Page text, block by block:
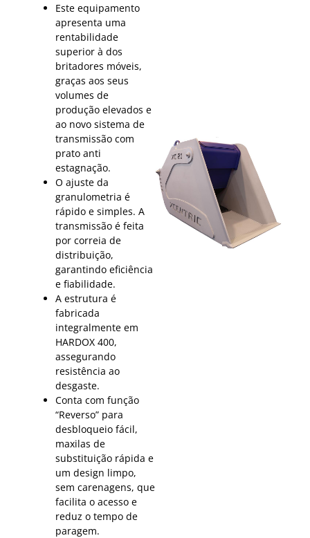
Este equipamento
apresenta uma
rentabilidade
superior à dos
britadores móveis,
graças aos seus
volumes de
produção elevados e
ao novo sistema de
transmissão com
prato anti
estagnação.
O ajuste da
granulometria é
rápido e simples. A
transmissão é feita
por correia de
distribuição,
garantindo eficiência
e fiabilidade.
A estrutura é
fabricada
integralmente em
HARDOX 400,
assegurando
resistência ao
desgaste.
Conta com função
“Reverso” para
desbloqueio fácil,
maxilas de
substituição rápida e
um design limpo,
sem carenagens, que
facilita o acesso e
reduz o tempo de
paragem.